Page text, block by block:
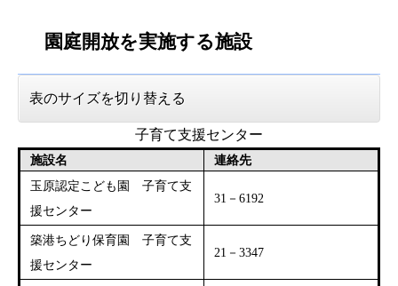
園庭開放を実施する施設
表のサイズを切り替える
子育て支援センター
施設名
連絡先
玉原認定こども園 子育て支
援センター
31－6192
築港ちどり保育園 子育て支
援センター
21－3347